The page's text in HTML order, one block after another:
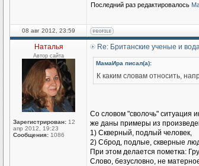
Последний раз редактировалось
08 авг 2012, 23:59
Наталья
Автор сайта
Зарегистрирован: 12
апр 2012, 19:23
Сообщения: 1086
Re: Британские ученые и
МамаИра писал(а):
К каким словам относить,
Со словом "сволочь" ситуация
же даны примеры из
1) Скверный, подлый человек,
2) Сброд, подлые, скверные
При этом делается пометка:
Слово, безусловно, не